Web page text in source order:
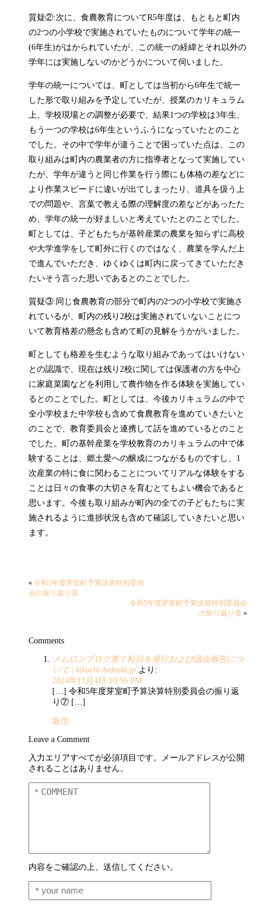
質疑②:次に、食農教育についてR5年度は、もともと町内
の2つの小学校で実施されていたものについて学年の統一
(6年生)がはかられていたが、この統一の経緯とそれ以外の
学年には実施しないのかどうかについて伺いました。
学年の統一については、町としては当初から6年生で統一
した形で取り組みを予定していたが、授業のカリキュラム
上、学校現場との調整が必要で、結果1つの学校は3年生、
もう一つの学校は6年生というふうになっていたとのこと
でした。その中で学年が違うことで困っていた点は、この
取り組みは町内の農業者の方に指導者となって実施してい
たが、学年が違うと同じ作業を行う際にも体格の差などに
より作業スピードに違いが出てしまったり、道具を扱う上
での問題や、言葉で教える際の理解度の差などがあったた
め、学年の統一が好ましいと考えていたとのことでした。
町としては、子どもたちが基幹産業の農業を知らずに高校
や大学進学をして町外に行くのではなく、農業を学んだ上
で進んでいただき、ゆくゆくは町内に戻ってきていただき
たいそう言った思いであるとのことでした。
質疑③:同じ食農教育の部分で町内の2つの小学校で実施さ
れているが、町内の残り2校は実施されていないことにつ
いて教育格差の懸念も含めて町の見解をうかがいました。
町としても格差を生むような取り組みであってはいけない
との認識で、現在は残り2校に関しては保護者の方を中心
に家庭菜園などを利用して農作物を作る体験を実施してい
るとのことでした。町としては、今後カリキュラムの中で
全小学校また中学校も含めて食農教育を進めていきたいと
のことで、教育委員会と連携して話を進めているとのこと
でした。町の基幹産業を学校教育のカリキュラムの中で体
験することは、郷土愛への醸成につながるものですし、1
次産業の特に食に関わることについてリアルな体験をする
ことは日々の食事の大切さを育むとてもよい機会であると
思います。今後も取り組みが町内の全ての子どもたちに実
施されるように進捗状況も含めて確認していきたいと思い
ます。
« 令和5年度芽室町予算決算特別委員
会の振り返り⑥
令和5年度芽室町予算決算特別委員会
の振り返り⑧ »
Comments
メムロンブログ第７粒目を発行および議会報告につ
いて | kikuchi-hideaki.jp より:
2024年11月4日 10:56 PM
[…] 令和5年度芽室町予算決算特別委員会の振り返
り⑦ […]
返信
Leave a Comment
入力エリアすべてが必須項目です。メールアドレスが公開
されることはありません。
内容をご確認の上、送信してください。